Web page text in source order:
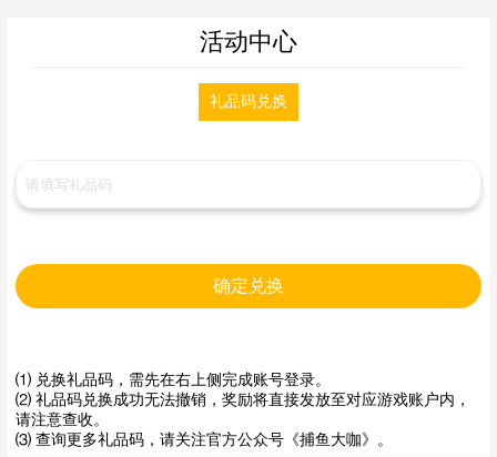
活动中心
礼品码兑换
确定兑换
⑴ 兑换礼品码，需先在右上侧完成账号登录。
⑵ 礼品码兑换成功无法撤销，奖励将直接发放至对应游戏账户内，
请注意查收。
⑶ 查询更多礼品码，请关注官方公众号《捕鱼大咖》。